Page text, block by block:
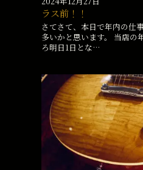
ラス前！！
さてさて、本日で年内の仕
多いかと思います。 当店の
ろ明日1日とな…